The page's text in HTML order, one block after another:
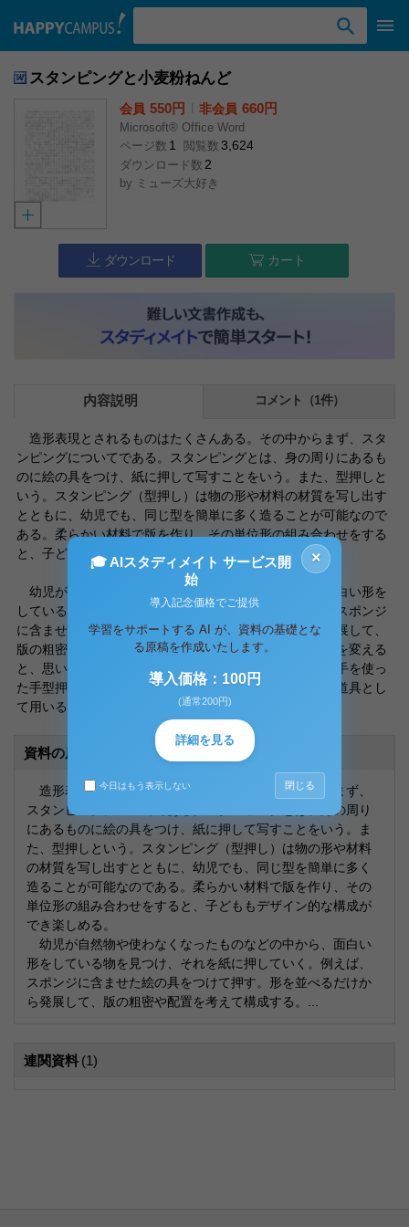
スタンピングと小麦粉ねんど
会員 550円 非会員 660円
Microsoft® Office Word
ページ数 1 閲覧数 3,624
ダウンロード数 2
by ミューズ大好き
ダウンロード カート
内容説明 コメント（1件）
造形表現とされるものはたくさんある。その中からまず、スタ
ンピングについてである。スタンピングとは、身の周りにあるも
のに絵の具をつけ、紙に押して写すことをいう。また、型押しと
いう。スタンピング（型押し）は物の形や材料の材質を写し出す
とともに、幼児でも、同じ型を簡単に多く造ることが可能なので
ある。柔らかい材料で版を作り、その単位形の組み合わせをする
と、子どももデザイン的な構成ができ～
幼児が自然物や使わなくなったものなどの中から、面白い形を
している物を見つけ、それを紙に押していく。例えば、スポンジ
に含ませた絵の具をつけて押す。形を並べるだけから発展して、
版の粗密や配置を考えて構成する。その時、写す紙の形を変える
と、思いの発展が違ってくる。また、スタンピングには手を使っ
た手型押しというのがある。手型押しでは、手を便利な道具とし
て用いる。幼児が手に絵の具～
資料の原本内容
造形表現とされるものはたくさんある。その中からまず、
スタンピングについてである。スタンピングとは、身の周り
にあるものに絵の具をつけ、紙に押して写すことをいう。ま
た、型押しという。スタンピング（型押し）は物の形や材料
の材質を写し出すとともに、幼児でも、同じ型を簡単に多く
造ることが可能なのである。柔らかい材料で版を作り、その
単位形の組み合わせをすると、子どももデザイン的な構成が
でき楽しめる。
幼児が自然物や使わなくなったものなどの中から、面白い
形をしている物を見つけ、それを紙に押していく。例えば、
スポンジに含ませた絵の具をつけて押す。形を並べるだけか
ら発展して、版の粗密や配置を考えて構成する。...
連関資料 (1)
×
🎓 AIスタディメイト サービス開
始
導入記念価格でご提供
学習をサポートする AI が、資料の基礎とな
る原稿を作成いたします。
導入価格：100円
(通常200円)
詳細を見る
今日はもう表示しない 閉じる